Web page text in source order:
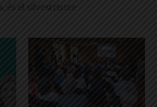
és el silvestrisme